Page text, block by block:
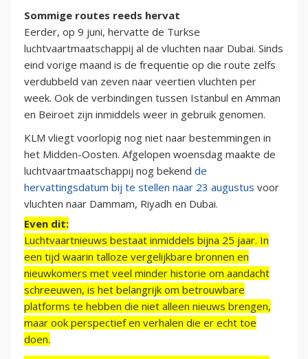
Sommige routes reeds hervat
Eerder, op 9 juni, hervatte de Turkse
luchtvaartmaatschappij al de vluchten naar Dubai. Sinds
eind vorige maand is de frequentie op die route zelfs
verdubbeld van zeven naar veertien vluchten per
week. Ook de verbindingen tussen Istanbul en Amman
en Beiroet zijn inmiddels weer in gebruik genomen.
KLM vliegt voorlopig nog niet naar bestemmingen in
het Midden-Oosten. Afgelopen woensdag maakte de
luchtvaartmaatschappij nog bekend de
hervattingsdatum bij te stellen naar 23 augustus voor
vluchten naar Dammam, Riyadh en Dubai.
Even dit:
Luchtvaartnieuws bestaat inmiddels bijna 25 jaar. In
een tijd waarin talloze vergelijkbare bronnen en
nieuwkomers met veel minder historie om aandacht
schreeuwen, is het belangrijk om betrouwbare
platforms te hebben die niet alleen nieuws brengen,
maar ook perspectief en verhalen die er echt toe
doen.